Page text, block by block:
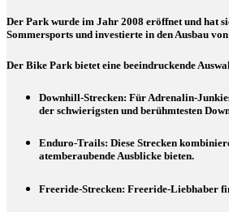
Der Park wurde im Jahr 2008 eröffnet und hat
Sommersports und investierte in den Ausbau
Der Bike Park bietet eine beeindruckende
Downhill-Strecken: Für Adrenalin-
der schwierigsten und berühmtesten
Enduro-Trails: Diese Strecken
atemberaubende Ausblicke bieten.
Freeride-Strecken: Freeride-Liebhaber